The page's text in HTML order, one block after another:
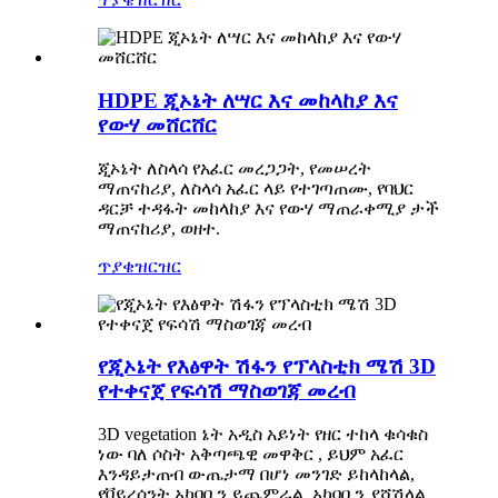
HDPE ጂኦኔት ለሣር እና መከላከያ እና
የውሃ መሸርሸር
ጂኦኔት ለስላሳ የአፈር መረጋጋት, የመሠረት
ማጠናከሪያ, ለስላሳ አፈር ላይ የተገጣጠሙ, የባህር
ዳርቻ ተዳፋት መከላከያ እና የውሃ ማጠራቀሚያ ታች
ማጠናከሪያ, ወዘተ.
ጥያቄዝርዝር
የጂኦኔት የእፅዋት ሽፋን የፕላስቲክ ሜሽ 3D
የተቀናጀ የፍሳሽ ማስወገጃ መረብ
3D vegetation ኔት አዲስ አይነት የዘር ተከላ ቁሳቁስ
ነው ባለ ሶስት አቅጣጫዊ መዋቅር , ይህም አፈር
እንዳይታጠብ ውጤታማ በሆነ መንገድ ይከላከላል,
የቫይረሰንት አካባቢን ይጨምራል, አካባቢን ያሻሽላል.